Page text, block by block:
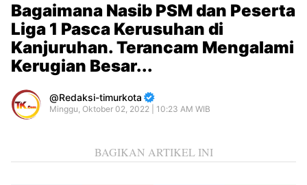
Bagaimana Nasib PSM dan Peserta
Liga 1 Pasca Kerusuhan di
Kanjuruhan. Terancam Mengalami
Kerugian Besar...
Redaksi-timurkota
Minggu, Oktober 02, 2022 | 10:23 AM WIB
BAGIKAN ARTIKEL INI